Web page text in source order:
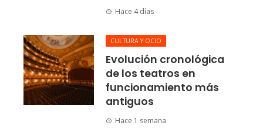
Hace 4 días
CULTURA Y OCIO
Evolución cronológica
de los teatros en
funcionamiento más
antiguos
Hace 1 semana